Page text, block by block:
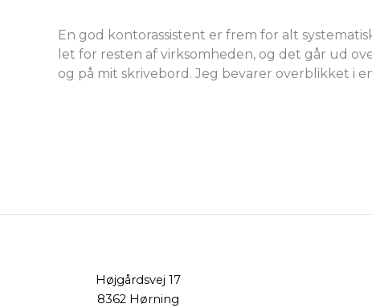
En god kontorassistent er frem for alt
let for resten af virksomheden, og det går ud
og på mit skrivebord. Jeg bevarer overblikket i
Højgårdsvej 17
8362 Hørning